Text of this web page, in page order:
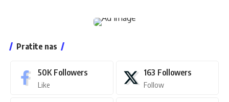
Pratite nas
50K Followers
Like
163 Followers
Follow